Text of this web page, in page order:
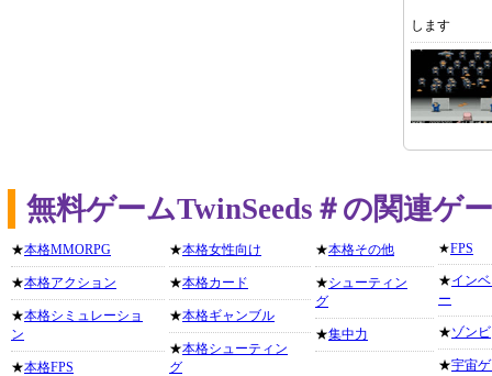
します
無料ゲームTwinSeeds＃の関連ゲ
★本格MMORPG
★本格アクション
★本格シミュレーショ
ン
★本格FPS
★本格女性向け
★本格カード
★本格ギャンブル
★本格シューティン
グ
★本格その他
★シューティン
グ
★集中力
★FPS
★イン
ー
★ゾンビ
★宇宙